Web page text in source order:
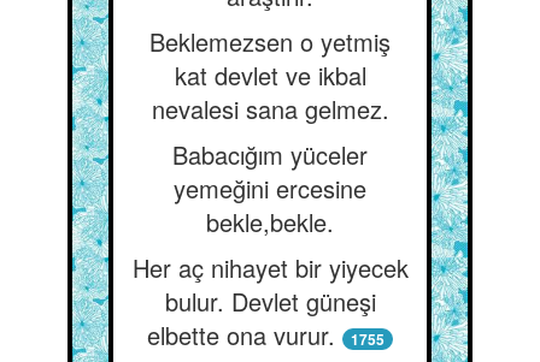
Beklemezsen o yetmiş
kat devlet ve ikbal
nevalesi sana gelmez.
Babacığım yüceler
yemeğini ercesine
bekle,bekle.
Her aç nihayet bir yiyecek
bulur. Devlet güneşi
elbette ona vurur.
1755